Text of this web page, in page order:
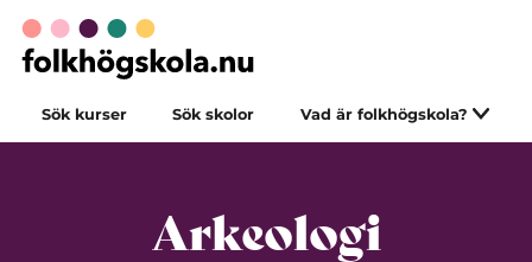
Sök kurser Sök skolor Vad är folkhögskola?
Arkeologi